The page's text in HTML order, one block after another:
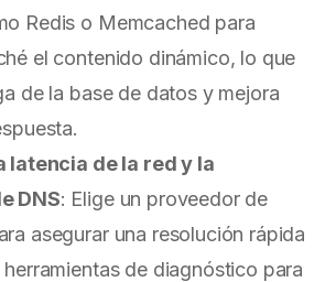
Redis o Memcached para
el contenido dinámico, lo que
de la base de datos y mejora
latencia de la red y la
DNS: Elige un proveedor de
asegurar una resolución rápida
de diagnóstico para